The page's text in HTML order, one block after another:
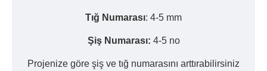
Tığ Numarası: 4-5 mm
Şiş Numarası: 4-5 no
Projenize göre şiş ve tığ numarasını arttırabilirsiniz